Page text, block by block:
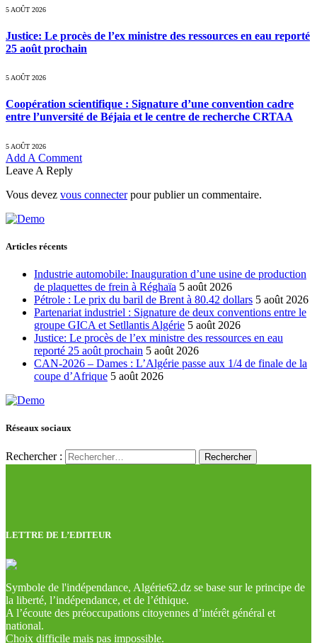
5 AOÛT 2026
Justice: Le procès de l’ex ministre des ressources en eau reporté
25 août prochain
5 AOÛT 2026
Coopération scientifique : Signature d’une convention cadre
entre l’unversité de Béjaia et le centre de recherche CRTAA
5 AOÛT 2026
Add A Comment
Leave A Reply
Vous devez vous connecterpour publier un commentaire.
Articles récents
Industrie automobile: Inauguration d’une usine de production
de plaquettes de frein à Réghaïa 5 août 2026
Pétrole : Le prix du baril de Brent à 80.42 dollars 5 août 2026
Partenariat industriel : Signature de deux conventions entre le
groupe GICA et Setllantis Algérie 5 août 2026
Justice: Le procès de l’ex ministre des ressources en eau
reporté 25 août prochain 5 août 2026
CAN-2026 – Dames : L’Algérie passe aux 1/4 de finale de la
coupe d’Afrique 5 août 2026
Réseaux sociaux
Rechercher :
LETTRE DE L’EDITEUR
Symbole de l'indépendance, Algérie62.dz se base sur le principe de
la liberté, l’indépendance, et de l’éthique.
A l’écoute des préoccupations citoyennes d’intérêt général et
national.
Choix difficile mais pas impossible.